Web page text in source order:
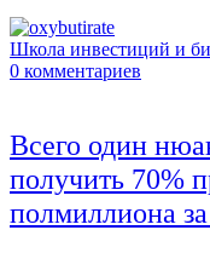
Школа инвестиций и
0 комментариев
Всего один
получить 70%
полмиллиона за